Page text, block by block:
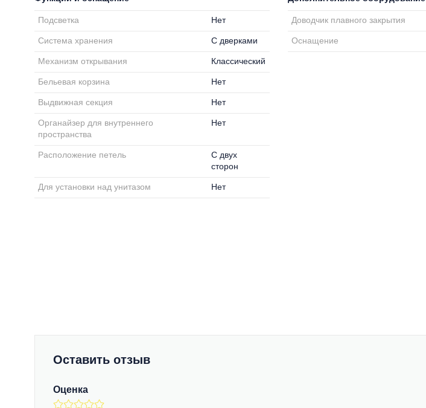
Подсветка Нет
Система хранения С дверками
Механизм открывания Классический
Бельевая корзина Нет
Выдвижная секция Нет
Органайзер для внутреннего
пространства
Нет
Расположение петель
С двух
сторон
Для установки над унитазом Нет
Доводчик плавного закрытия
Оснащение
Оставить отзыв
Оценка